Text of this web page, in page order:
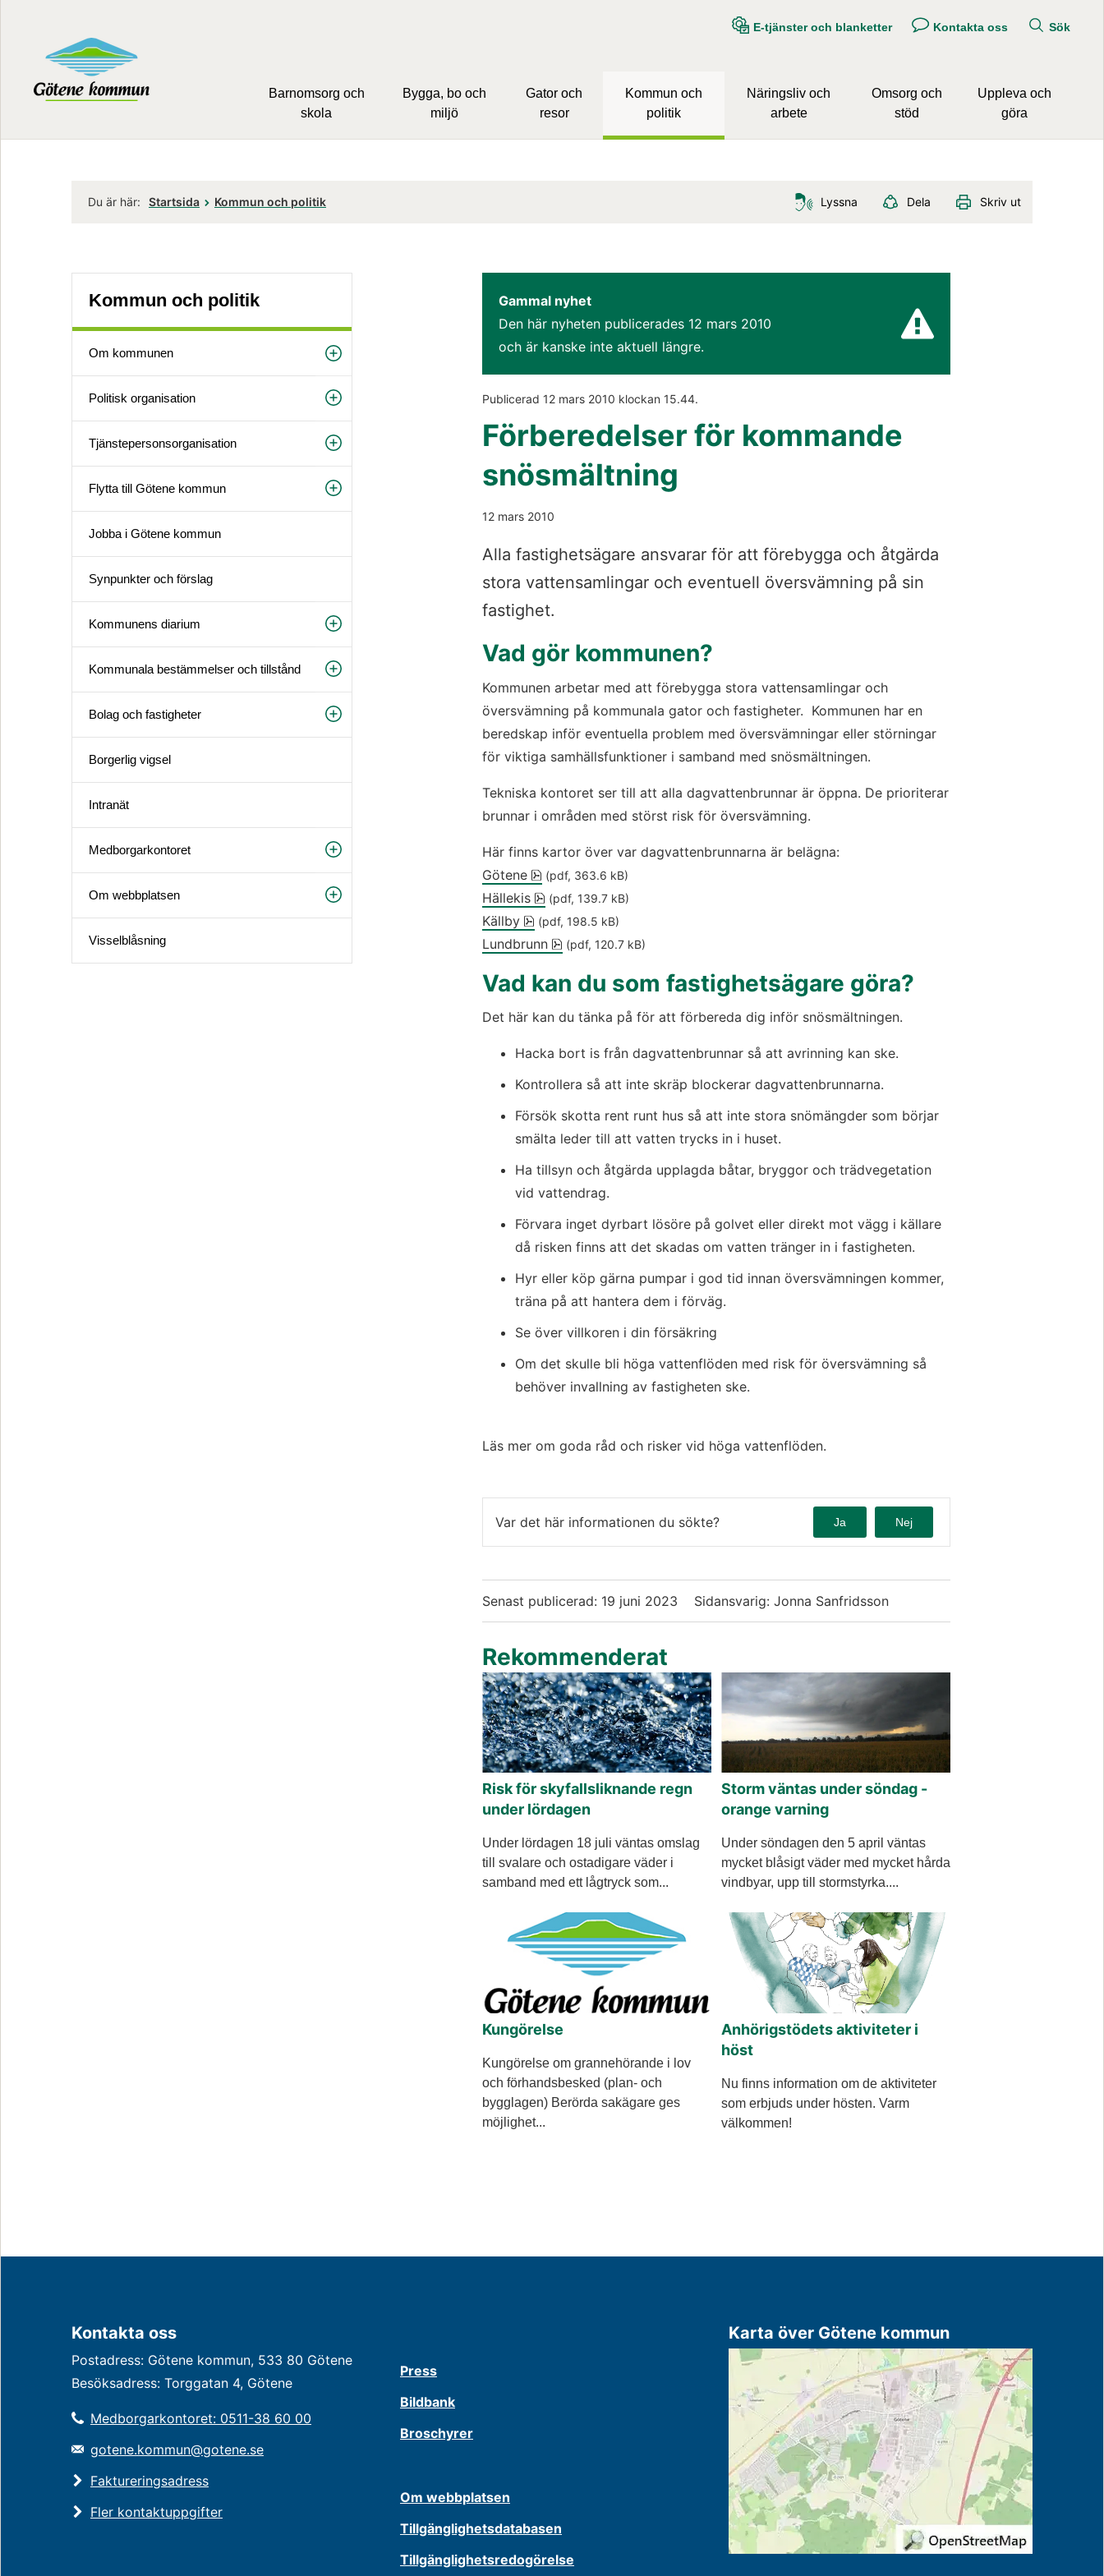
E-tjänster och blanketter Kontakta oss Sök
Barnomsorg och
skola
Bygga, bo och
miljö
Gator och
resor
Kommun och
politik
Näringsliv och
arbete
Omsorg och
stöd
Uppleva och
göra
Du är här: Startsida Kommun och politik Lyssna Dela Skriv ut
Kommun och politik
Om kommunen
Politisk organisation
Tjänstepersonsorganisation
Flytta till Götene kommun
Jobba i Götene kommun
Synpunkter och förslag
Kommunens diarium
Kommunala bestämmelser och tillstånd
Bolag och fastigheter
Borgerlig vigsel
Intranät
Medborgarkontoret
Om webbplatsen
Visselblåsning
Gammal nyhet
Den här nyheten publicerades 12 mars 2010
och är kanske inte aktuell längre.
Publicerad 12 mars 2010 klockan 15.44.
Förberedelser för kommande
snösmältning
12 mars 2010
Alla fastighetsägare ansvarar för att förebygga och åtgärda
stora vattensamlingar och eventuell översvämning på sin
fastighet.
Vad gör kommunen?
Kommunen arbetar med att förebygga stora vattensamlingar och
översvämning på kommunala gator och fastigheter.  Kommunen har en
beredskap inför eventuella problem med översvämningar eller störningar
för viktiga samhällsfunktioner i samband med snösmältningen.
Tekniska kontoret ser till att alla dagvattenbrunnar är öppna. De prioriterar
brunnar i områden med störst risk för översvämning.
Här finns kartor över var dagvattenbrunnarna är belägna:
Götene
pdf, 363.6 kB, öppnas i nytt fönster.
(pdf, 363.6 kB)
Hällekis pdf, 139.7 kB, öppnas i nytt fönster.
(pdf, 139.7 kB)
Källby pdf, 198.5 kB, öppnas i nytt fönster.
(pdf, 198.5 kB)
Lundbrunn pdf, 120.7 kB, öppnas i nytt fönster.
(pdf, 120.7 kB)
Vad kan du som fastighetsägare göra?
Det här kan du tänka på för att förbereda dig inför snösmältningen.
Hacka bort is från dagvattenbrunnar så att avrinning kan ske.
Kontrollera så att inte skräp blockerar dagvattenbrunnarna.
Försök skotta rent runt hus så att inte stora snömängder som börjar
smälta leder till att vatten trycks in i huset.
Ha tillsyn och åtgärda upplagda båtar, bryggor och trädvegetation
vid vattendrag.
Förvara inget dyrbart lösöre på golvet eller direkt mot vägg i källare
då risken finns att det skadas om vatten tränger in i fastigheten.
Hyr eller köp gärna pumpar i god tid innan översvämningen kommer,
träna på att hantera dem i förväg.
Se över villkoren i din försäkring
Om det skulle bli höga vattenflöden med risk för översvämning så
behöver invallning av fastigheten ske.
Läs mer om goda råd och risker vid höga vattenflöden.
Var det här informationen du sökte? Ja Nej
Senast publicerad: 19 juni 2023 Sidansvarig: Jonna Sanfridsson
Rekommenderat
Risk för skyfallsliknande regn
under lördagen
Under lördagen 18 juli väntas omslag
till svalare och ostadigare väder i
samband med ett lågtryck som...
Storm väntas under söndag -
orange varning
Under söndagen den 5 april väntas
mycket blåsigt väder med mycket hårda
vindbyar, upp till stormstyrka....
Kungörelse
Kungörelse om grannehörande i lov
och förhandsbesked (plan- och
bygglagen) Berörda sakägare ges
möjlighet...
Anhörigstödets aktiviteter i
höst
Nu finns information om de aktiviteter
som erbjuds under hösten. Varm
välkommen!
Kontakta oss
Postadress: Götene kommun, 533 80 Götene
Besöksadress: Torggatan 4, Götene
Medborgarkontoret: 0511-38 60 00
gotene.kommun@gotene.se
Faktureringsadress
Fler kontaktuppgifter
Press
Bildbank
Broschyrer
Om webbplatsen
Tillgänglighetsdatabasen
Tillgänglighetsredogörelse
Karta över Götene kommun